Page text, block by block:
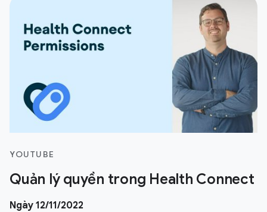
YOUTUBE
Quản lý quyền trong Health Connect
Ngày 12/11/2022